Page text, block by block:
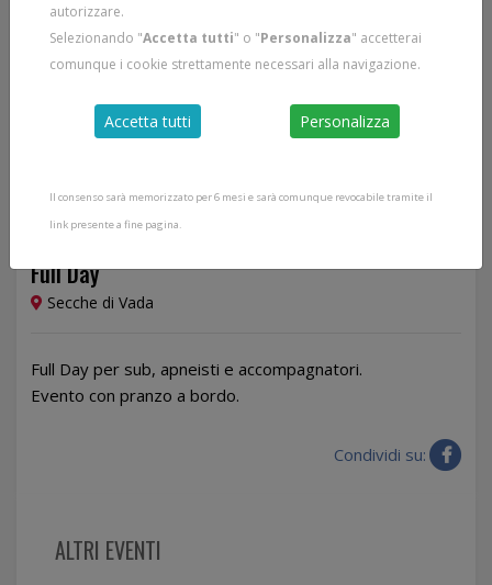
Full Day
Secche di Vada
Full Day per sub, apneisti e accompagnatori.
Evento con pranzo a bordo.
Condividi su:
ALTRI EVENTI
autorizzare.
Selezionando "Accetta tutti" o "Personalizza" accetterai
comunque i cookie strettamente necessari alla navigazione.
Accetta tutti Personalizza
Il consenso sarà memorizzato per 6 mesi e sarà comunque revocabile tramite il
link presente a fine pagina.